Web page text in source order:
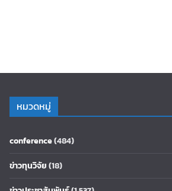
หมวดหมู่
conference(484)
ข่าวทุนวิจัย(18)